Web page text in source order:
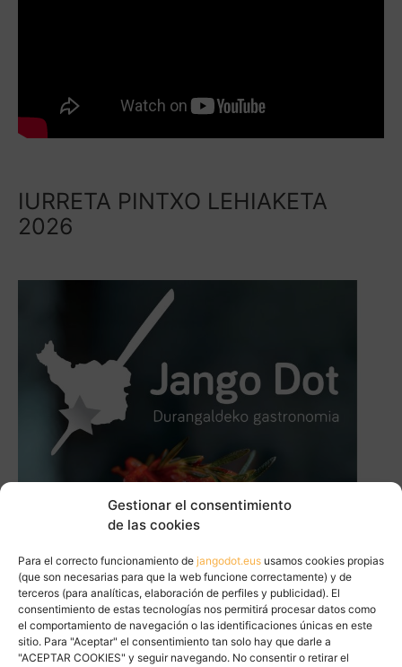
Gestionar el consentimiento
de las cookies
Para el correcto funcionamiento de jangodot.eus usamos cookies propias
(que son necesarias para que la web funcione correctamente) y de
terceros (para analíticas, elaboración de perfiles y publicidad). El
consentimiento de estas tecnologías nos permitirá procesar datos como
el comportamiento de navegación o las identificaciones únicas en este
sitio. Para "Aceptar" el consentimiento tan solo hay que darle a
"ACEPTAR COOKIES" y seguir navegando. No consentir o retirar el
IURRETA PINTXO LEHIAKETA
2026